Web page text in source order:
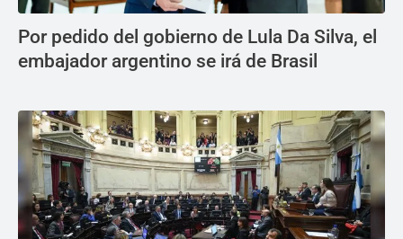
Por pedido del gobierno de Lula Da Silva, el
embajador argentino se irá de Brasil